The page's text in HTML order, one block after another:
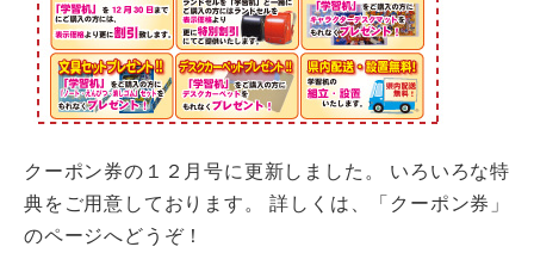
クーポン券の１２月号に更新しました。 いろいろな特
典をご用意しております。 詳しくは、「クーポン券」
のページへどうぞ！